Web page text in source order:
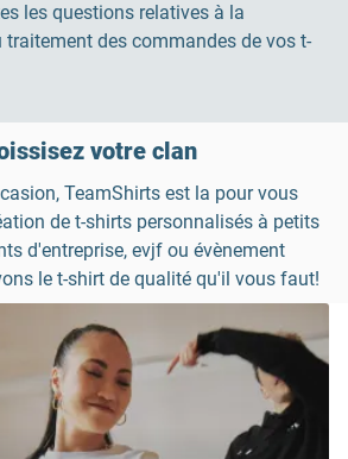
les questions relatives à la
des commandes de vos t-
votre clan
TeamShirts est la pour vous
de t-shirts personnalisés à petits
d'entreprise, evjf ou évènement
le t-shirt de qualité qu'il vous faut!